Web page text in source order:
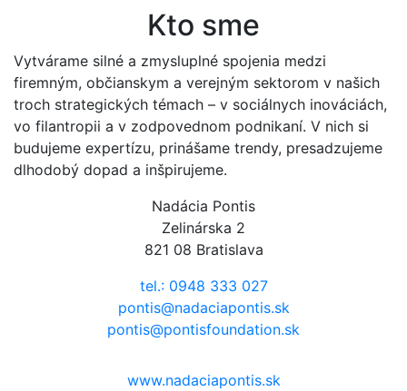
Kto sme
Vytvárame silné a zmysluplné spojenia medzi
firemným, občianskym a verejným sektorom v našich
troch strategických témach – v sociálnych inováciách,
vo filantropii a v zodpovednom podnikaní. V nich si
budujeme expertízu, prinášame trendy, presadzujeme
dlhodobý dopad a inšpirujeme.
Nadácia Pontis
Zelinárska 2
821 08 Bratislava
tel.: 0948 333 027
pontis@nadaciapontis.sk
pontis@pontisfoundation.sk
www.nadaciapontis.sk